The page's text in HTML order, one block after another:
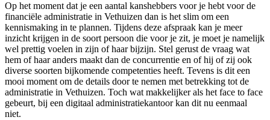
Op het moment dat je een aantal kanshebbers voor je hebt voor de
financiële administratie in Vethuizen dan is het slim om een
kennismaking in te plannen. Tijdens deze afspraak kan je meer
inzicht krijgen in de soort persoon die voor je zit, je moet je namelijk
wel prettig voelen in zijn of haar bijzijn. Stel gerust de vraag wat
hem of haar anders maakt dan de concurrentie en of hij of zij ook
diverse soorten bijkomende competenties heeft. Tevens is dit een
mooi moment om de details door te nemen met betrekking tot de
administratie in Vethuizen. Toch wat makkelijker als het face to face
gebeurt, bij een digitaal administratiekantoor kan dit nu eenmaal
niet.